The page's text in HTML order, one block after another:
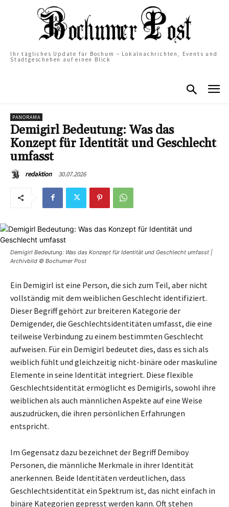
Ihr tägliches Update für Bochum – Lokalnachrichten, Events und
Stadtgeschehen auf einen Blick
PANORAMA
Demigirl Bedeutung: Was das
Konzept für Identität und Geschlecht
umfasst
redaktion 30.07.2026
Demigirl Bedeutung: Was das Konzept für Identität und Geschlecht umfasst |
Archivbild © Bochumer Post
Ein Demigirl ist eine Person, die sich zum Teil, aber nicht
vollständig mit dem weiblichen Geschlecht identifiziert.
Dieser Begriff gehört zur breiteren Kategorie der
Demigender, die Geschlechtsidentitäten umfasst, die eine
teilweise Verbindung zu einem bestimmten Geschlecht
aufweisen. Für ein Demigirl bedeutet dies, dass es sich als
weiblich fühlt und gleichzeitig nicht-binäre oder maskuline
Elemente in seine Identität integriert. Diese flexible
Geschlechtsidentität ermöglicht es Demigirls, sowohl ihre
weiblichen als auch männlichen Aspekte auf eine Weise
auszudrücken, die ihren persönlichen Erfahrungen
entspricht.
Im Gegensatz dazu bezeichnet der Begriff Demiboy
Personen, die männliche Merkmale in ihrer Identität
anerkennen. Beide Identitäten verdeutlichen, dass
Geschlechtsidentität ein Spektrum ist, das nicht einfach in
binäre Kategorien gepresst werden kann. Oft stehen